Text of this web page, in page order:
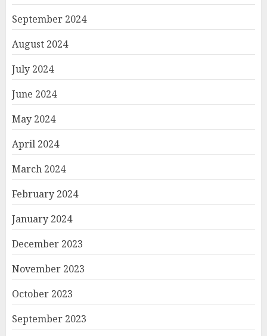
September 2024
August 2024
July 2024
June 2024
May 2024
April 2024
March 2024
February 2024
January 2024
December 2023
November 2023
October 2023
September 2023